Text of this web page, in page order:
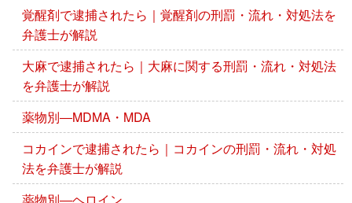
覚醒剤で逮捕されたら｜覚醒剤の刑罰・流れ・対処法を
弁護士が解説
大麻で逮捕されたら｜大麻に関する刑罰・流れ・対処法
を弁護士が解説
薬物別―MDMA・MDA
コカインで逮捕されたら｜コカインの刑罰・流れ・対処
法を弁護士が解説